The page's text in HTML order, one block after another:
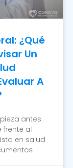
¿Qué
Un
A
antes
frente al
en salud